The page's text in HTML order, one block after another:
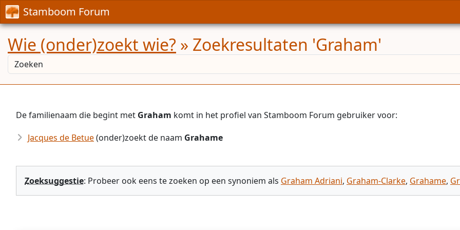
Stamboom Forum
Wie (onder)zoekt wie? » Zoekresultaten 'Graham'
De familienaam die begint met Graham komt in het profiel van Stamboom Forum gebruiker voor:
Jacques de Betue(onder)zoekt de naam Grahame
Zoeksuggestie: Probeer ook eens te zoeken op een synoniem als Graham Adriani, Graham-Clarke, Grahame,